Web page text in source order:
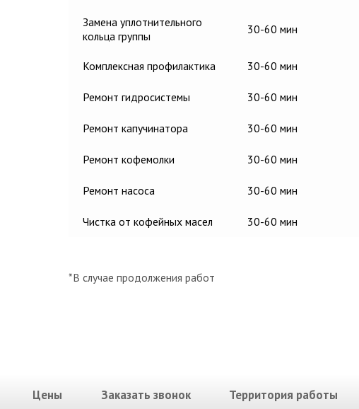
Замена уплотнительного
кольца группы
30-60 мин
Комплексная профилактика 30-60 мин
Ремонт гидросистемы 30-60 мин
Ремонт капучинатора 30-60 мин
Ремонт кофемолки 30-60 мин
Ремонт насоса 30-60 мин
Чистка от кофейных масел 30-60 мин
*В случае продолжения работ
Цены Заказать звонок Территория работы